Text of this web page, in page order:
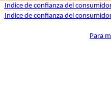
Indice de confianza del
Indice de confianza del
Para